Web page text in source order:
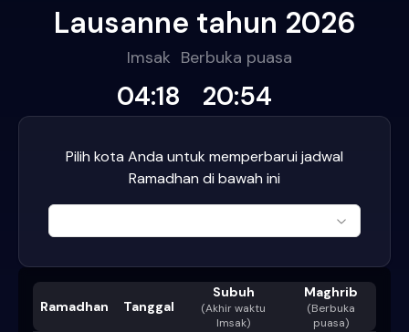
Lausanne tahun 2026
Imsak
04:18
Berbuka puasa
20:54
Pilih kota Anda untuk memperbarui jadwal
Ramadhan di bawah ini
Ramadhan Tanggal
Subuh
(Akhir waktu
Imsak)
Maghrib
(Berbuka
puasa)